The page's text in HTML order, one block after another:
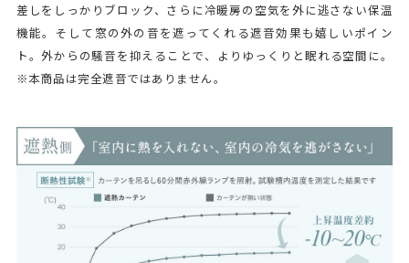
差しをしっかりブロック、さらに冷暖房の空気を外に逃さない保温
機能。そして窓の外の音を遮ってくれる遮音効果も嬉しいポイン
ト。外からの騒音を抑えることで、よりゆっくりと眠れる空間に。
※本商品は完全遮音ではありません。